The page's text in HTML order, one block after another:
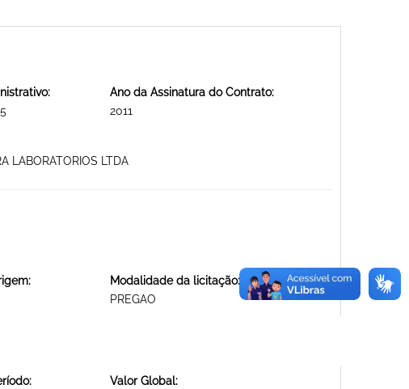
Ano da Assinatura do Contrato:
2011
LABORATORIOS LTDA
Modalidade da licitação:
PREGAO
Valor Global: